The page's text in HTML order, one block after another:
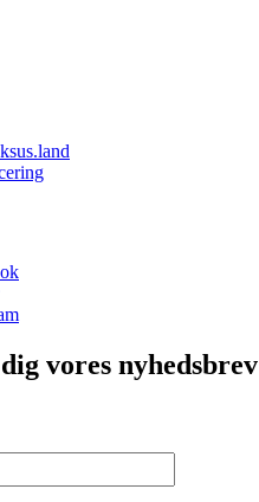
vores nyhedsbrev